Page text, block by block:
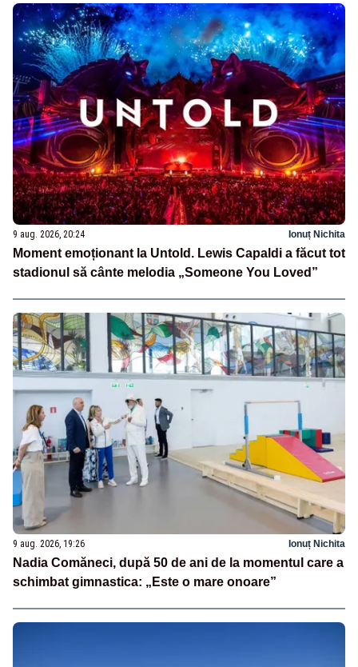
9 aug. 2026, 20:24 Ionuț Nichita
Moment emoționant la Untold. Lewis Capaldi a făcut tot
stadionul să cânte melodia „Someone You Loved”
9 aug. 2026, 19:26 Ionuț Nichita
Nadia Comăneci, după 50 de ani de la momentul care a
schimbat gimnastica: „Este o mare onoare”